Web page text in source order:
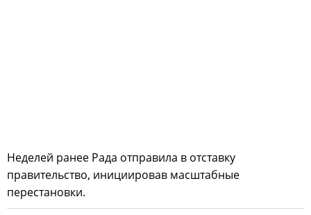
Неделей ранее Рада отправила в отставку
правительство, инициировав масштабные
перестановки.